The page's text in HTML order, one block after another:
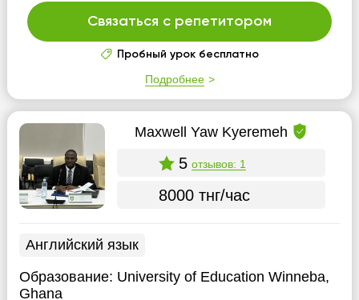
Связаться с репетитором
Пробный урок бесплатно
Подробнее
Maxwell Yaw Kyeremeh
5 отзывов: 1
8000 тнг/час
Английский язык
Образование: University of Education Winneba,
Ghana